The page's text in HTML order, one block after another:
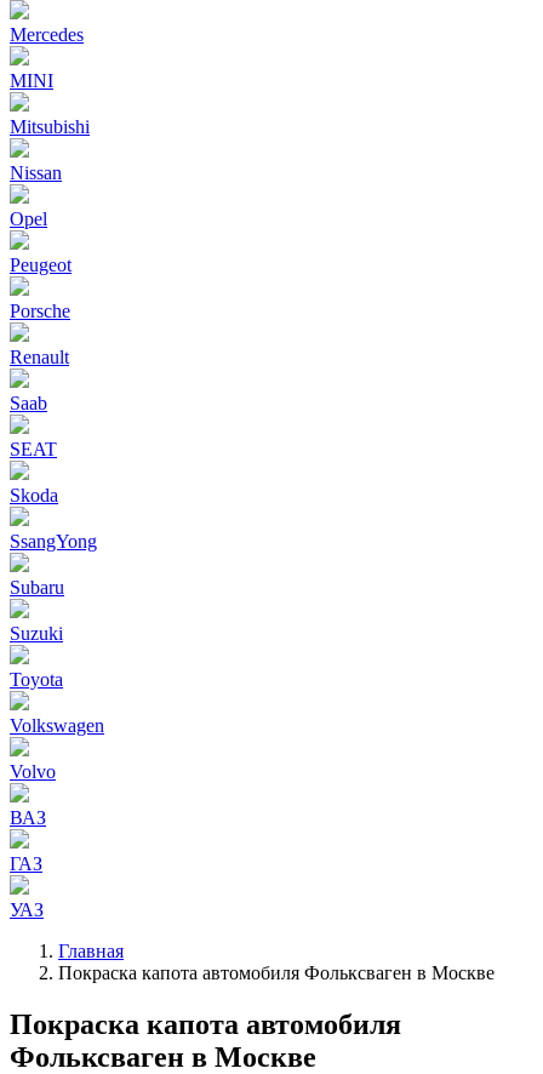
Mercedes
MINI
Mitsubishi
Nissan
Opel
Peugeot
Porsche
Renault
Saab
SEAT
Skoda
SsangYong
Subaru
Suzuki
Toyota
Volkswagen
Volvo
ВАЗ
ГАЗ
УАЗ
Строка
навигации
Главная
Покраска капота автомобиля Фольксваген в Москве
Покраска капота автомобиля
Фольксваген в Москве